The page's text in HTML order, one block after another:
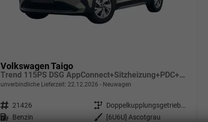
Volkswagen Taigo
Trend 115PS DSG AppConnect+Sitzheizung+PDC+Alu16+LED+DAB+FrontAssist
unverbindliche Lieferzeit: 22.12.2026 Neuwagen
Fahrzeugnr. 21426 Getriebe
Doppelkupplungsgetriebe (DSG)
Kraftstoff Benzin Außenfarbe
[6U6U] Ascotgrau